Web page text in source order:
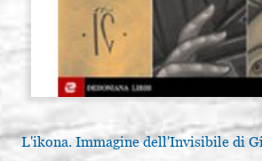
L'ikona. Immagine dell'Invisibile di